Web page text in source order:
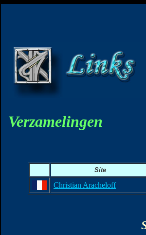
Verzamelingen
Site
Christian Aracheloff